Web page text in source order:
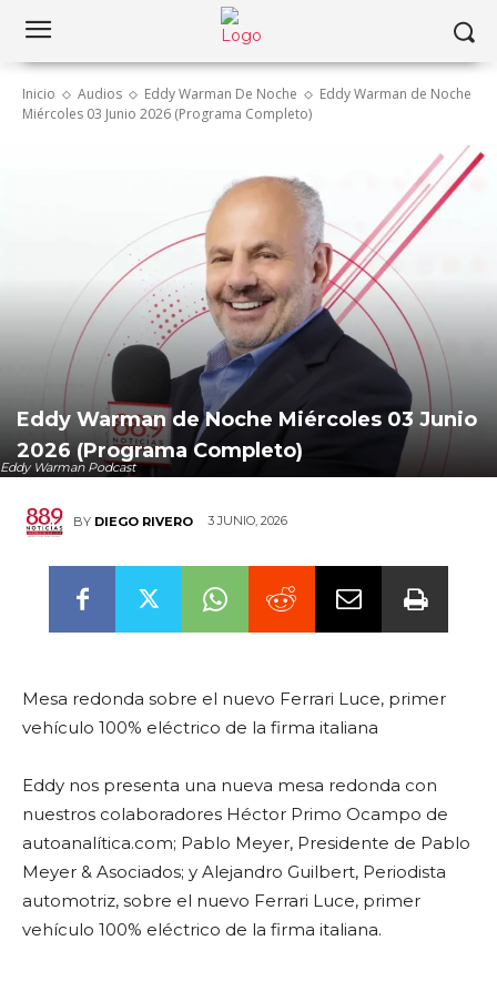
Inicio Audios Eddy Warman De Noche
Eddy Warman de Noche
Miércoles 03 Junio 2026 (Programa Completo)
Eddy Warman Podcast
Eddy Warman de Noche Miércoles 03 Junio
2026 (Programa Completo)
BY DIEGO RIVERO 3 JUNIO, 2026
Mesa redonda sobre el nuevo Ferrari Luce, primer
vehículo 100% eléctrico de la firma italiana
Eddy nos presenta una nueva mesa redonda con
nuestros colaboradores Héctor Primo Ocampo de
autoanalítica.com; Pablo Meyer, Presidente de Pablo
Meyer & Asociados; y Alejandro Guilbert, Periodista
automotriz, sobre el nuevo Ferrari Luce, primer
vehículo 100% eléctrico de la firma italiana.